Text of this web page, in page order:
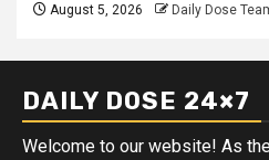
August 5, 2026 Daily Dose
DAILY DOSE 24×7
Welcome to our website! As